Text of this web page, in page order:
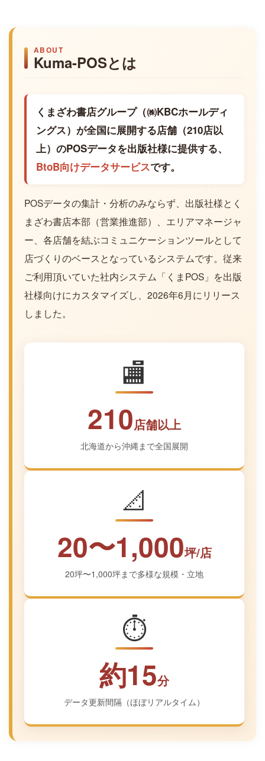
ABOUT
Kuma-POSとは
くまざわ書店グループ（㈱KBCホールディ
ングス）が全国に展開する店舗（210店以
上）のPOSデータを出版社様に提供する、
BtoB向けデータサービスです。
POSデータの集計・分析のみならず、出版社様とく
まざわ書店本部（営業推進部）、エリアマネージャ
ー、各店舗を結ぶコミュニケーションツールとして
店づくりのベースとなっているシステムです。従来
ご利用頂いていた社内システム「くまPOS」を出版
社様向けにカスタマイズし、2026年6月にリリース
しました。
🏬
210店舗以上
北海道から沖縄まで全国展開
📐
20〜1,000坪/店
20坪〜1,000坪まで多様な規模・立地
⏱️
約15分
データ更新間隔（ほぼリアルタイム）